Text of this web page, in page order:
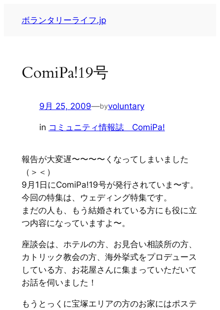
ボランタリーライフ.jp
ComiPa!19号
9月 25, 2009—byvoluntary
in コミュニティ情報誌 ComiPa!
報告が大変遅〜〜〜〜くなってしまいました
（＞＜）
9月1日にComiPa!19号が発行されていま〜す。
今回の特集は、ウェディング特集です。
まだの人も、もう結婚されている方にも役に立
つ内容になっていますよ〜。
座談会は、ホテルの方、お見合い相談所の方、
カトリック教会の方、海外挙式をプロデュース
している方、お花屋さんに集まっていただいて
お話を伺いました！
もうとっくに宝塚エリアの方のお家にはポステ